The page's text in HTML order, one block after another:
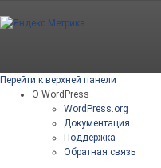
Перейти к верхней панели
О WordPress
WordPress.org
Документация
Поддержка
Обратная связь